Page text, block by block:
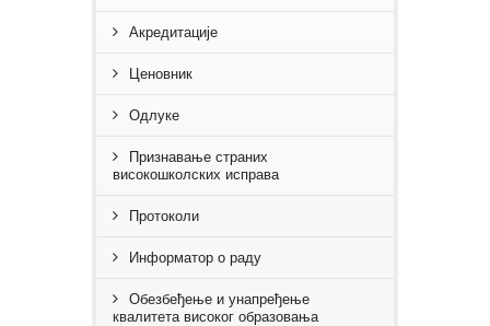
Акредитације
Ценовник
Одлуке
Признавање страних
високошколских исправа
Протоколи
Информатор о раду
Обезбеђење и унапређење
квалитета високог образовања